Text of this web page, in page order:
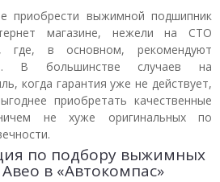
приобрести выжимной подшипник
магазине, нежели на СТО
где, в основном, рекомендуют
В большинстве случаев на
когда гарантия уже не действует,
приобретать качественные
не хуже оригинальных по
по подбору выжимных
в «Автокомпас»